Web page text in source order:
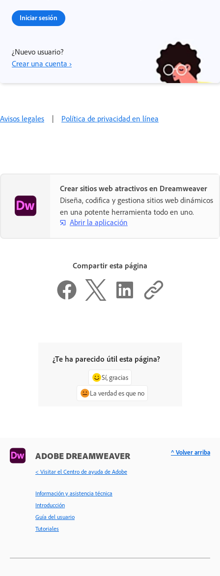
Iniciar sesión
¿Nuevo usuario?
Crear una cuenta ›
Avisos legales | Política de privacidad en línea
Crear sitios web atractivos en Dreamweaver
Diseña, codifica y gestiona sitios web dinámicos
en una potente herramienta todo en uno.
Abrir la aplicación
Compartir esta página
¿Te ha parecido útil esta página?
Sí, gracias
La verdad es que no
ADOBE DREAMWEAVER
< Visitar el Centro de ayuda de Adobe
Información y asistencia técnica
Introducción
Guía del usuario
Tutoriales
^ Volver arriba